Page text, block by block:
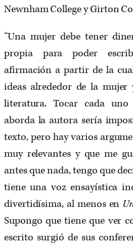
Newnham College y Girton
“Una mujer debe tener
propia para poder
afirmación a partir de la
ideas alrededor de la
literatura. Tocar cada
aborda la autora sería
texto, pero hay varios
muy relevantes y que me
antes que nada, tengo que
tiene una voz ensayística
divertidísima, al menos en
Supongo que tiene que ver
escrito surgió de sus